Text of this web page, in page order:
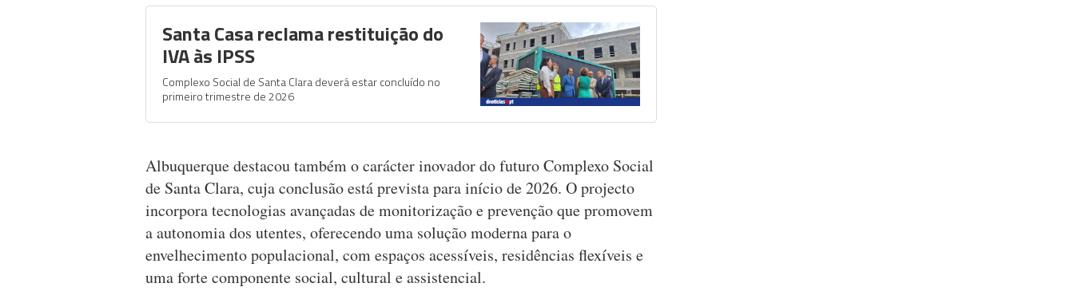
Santa Casa reclama restituição do
IVA às IPSS
Complexo Social de Santa Clara deverá estar concluído no
primeiro trimestre de 2026
Albuquerque destacou também o carácter inovador do futuro Complexo Social
de Santa Clara, cuja conclusão está prevista para início de 2026. O projecto
incorpora tecnologias avançadas de monitorização e prevenção que promovem
a autonomia dos utentes, oferecendo uma solução moderna para o
envelhecimento populacional, com espaços acessíveis, residências flexíveis e
uma forte componente social, cultural e assistencial.